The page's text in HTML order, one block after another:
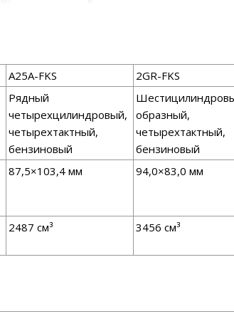
A25A-FKS
2GR-FKS
Рядный
четырехцилиндровый,
четырехтактный,
бензиновый
образный,
четырехтактный,
бензиновый
87,5×103,4 мм 94,0×83,0 мм
2487 см³ 3456 см³